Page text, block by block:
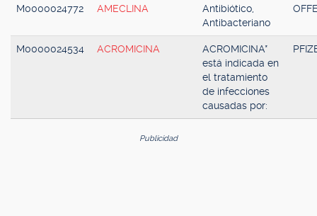
M0000024772 AMECLINA
Antibiótico,
Antibacteriano
M0000024534 ACROMICINA
ACROMICINA*
está indicada en
el tratamiento
de infecciones
causadas por:
Publicidad